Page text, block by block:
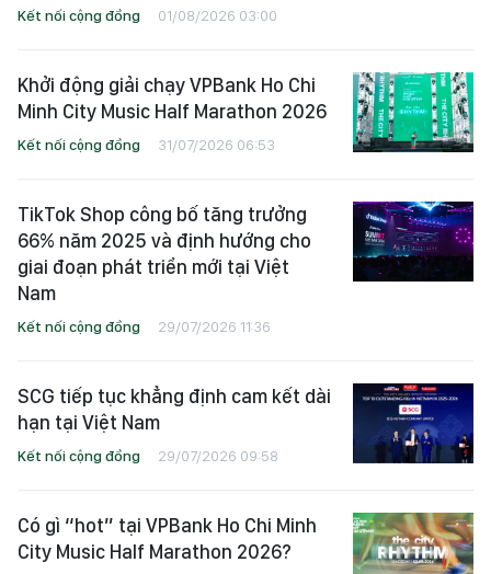
Kết nối cộng đồng 01/08/2026 03:00
Khởi động giải chạy VPBank Ho Chi
Minh City Music Half Marathon 2026
Kết nối cộng đồng 31/07/2026 06:53
TikTok Shop công bố tăng trưởng
66% năm 2025 và định hướng cho
giai đoạn phát triển mới tại Việt
Nam
Kết nối cộng đồng 29/07/2026 11:36
SCG tiếp tục khẳng định cam kết dài
hạn tại Việt Nam
Kết nối cộng đồng 29/07/2026 09:58
Có gì “hot” tại VPBank Ho Chi Minh
City Music Half Marathon 2026?